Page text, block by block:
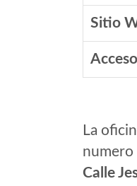
Sitio
La
numero
Calle